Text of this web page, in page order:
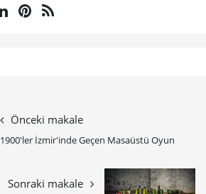
Önceki makale
1900'ler İzmir'inde Geçen Masaüstü Oyun
Sonraki makale